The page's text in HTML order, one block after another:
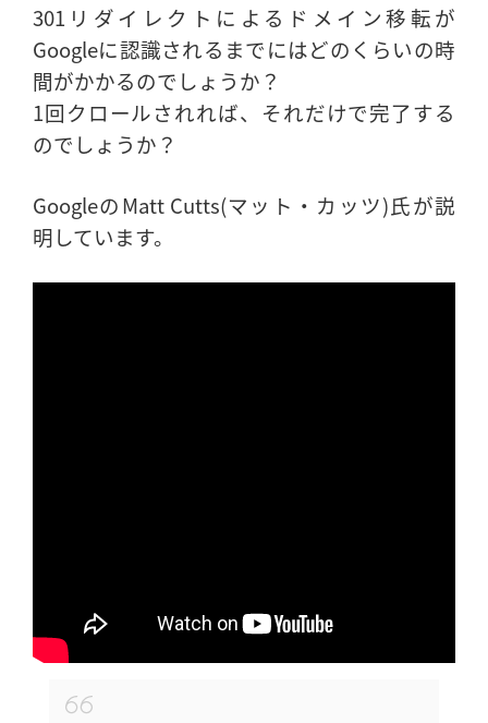
301リダイレクトによるドメイン移転が
Googleに認識されるまでにはどのくらいの時
間がかかるのでしょうか？
1回クロールされれば、それだけで完了する
のでしょうか？
GoogleのMatt Cutts(マット・カッツ)氏が説
明しています。